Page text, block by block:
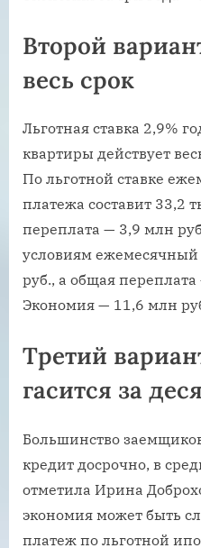
Второй
весь срок
Льготная ставка 2,9%
квартиры действует
По льготной ставке
платежа составит 33,2
переплата — 3,9 млн
условиям ежемесячный
руб., а общая
Экономия — 11,6 млн
Третий
гасится за
Большинство
кредит досрочно, в
отметила Ирина
экономия может быть
платеж по льготной